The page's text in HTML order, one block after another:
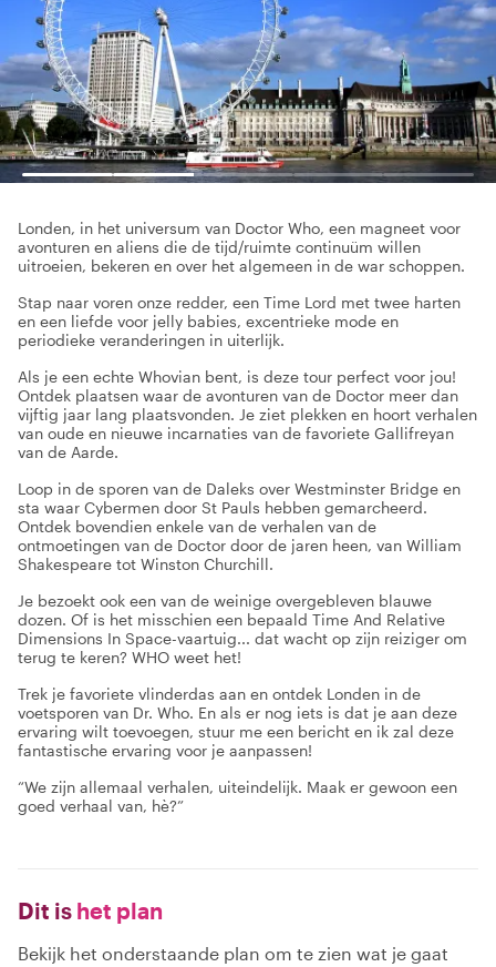
Londen, in het universum van Doctor Who, een magneet voor
avonturen en aliens die de tijd/ruimte continuüm willen
uitroeien, bekeren en over het algemeen in de war schoppen.
Stap naar voren onze redder, een Time Lord met twee harten
en een liefde voor jelly babies, excentrieke mode en
periodieke veranderingen in uiterlijk.
Als je een echte Whovian bent, is deze tour perfect voor jou!
Ontdek plaatsen waar de avonturen van de Doctor meer dan
vijftig jaar lang plaatsvonden. Je ziet plekken en hoort verhalen
van oude en nieuwe incarnaties van de favoriete Gallifreyan
van de Aarde.
Loop in de sporen van de Daleks over Westminster Bridge en
sta waar Cybermen door St Pauls hebben gemarcheerd.
Ontdek bovendien enkele van de verhalen van de
ontmoetingen van de Doctor door de jaren heen, van William
Shakespeare tot Winston Churchill.
Je bezoekt ook een van de weinige overgebleven blauwe
dozen. Of is het misschien een bepaald Time And Relative
Dimensions In Space-vaartuig... dat wacht op zijn reiziger om
terug te keren? WHO weet het!
Trek je favoriete vlinderdas aan en ontdek Londen in de
voetsporen van Dr. Who. En als er nog iets is dat je aan deze
ervaring wilt toevoegen, stuur me een bericht en ik zal deze
fantastische ervaring voor je aanpassen!
“We zijn allemaal verhalen, uiteindelijk. Maak er gewoon een
goed verhaal van, hè?”
Dit is het plan
Bekijk het onderstaande plan om te zien wat je gaat